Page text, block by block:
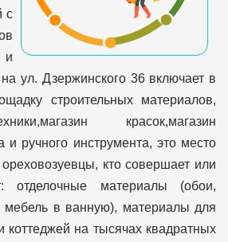
с
и
ул. Дзержинского 36 включает в
строительных материалов,
красок,магазин
и ручного инструмента, это место
кто совершает или
отделочные материалы (обои,
мебель в ванную), материалы для
коттеджей на тысячах квадратных